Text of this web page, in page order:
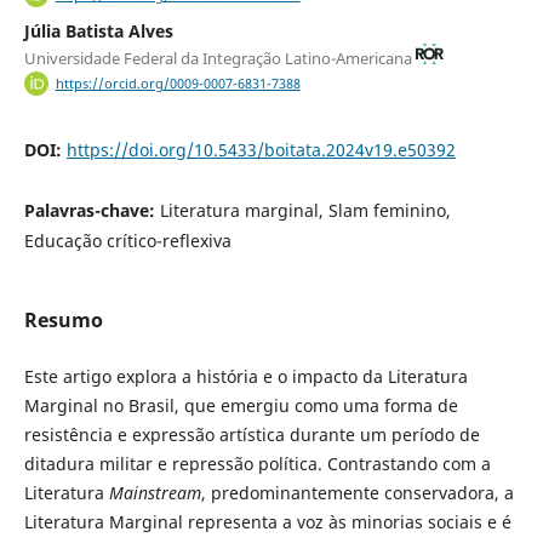
Júlia Batista Alves
Universidade Federal da Integração Latino-Americana
https://orcid.org/0009-0007-6831-7388
DOI: https://doi.org/10.5433/boitata.2024v19.e50392
Palavras-chave: Literatura marginal, Slam feminino,
Educação crítico-reflexiva
Resumo
Este artigo explora a história e o impacto da Literatura
Marginal no Brasil, que emergiu como uma forma de
resistência e expressão artística durante um período de
ditadura militar e repressão política. Contrastando com a
Literatura Mainstream, predominantemente conservadora, a
Literatura Marginal representa a voz às minorias sociais e é